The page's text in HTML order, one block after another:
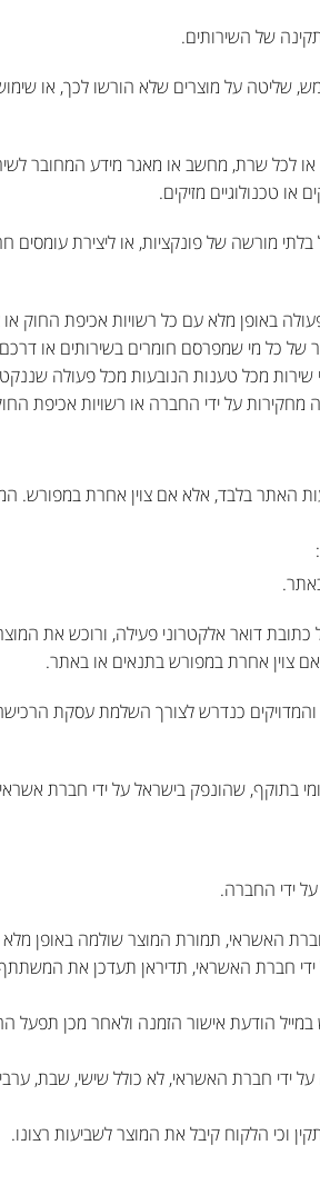
של השירותים.
שליטה על מוצרים שלא הורשו לכך, או
או לכל שרת, מחשב או מאגר מידע המחובר
טכנולוגיים מזיקים.
מורשה של פונקציות, או ליצירת עומסים
באופן מלא עם כל רשויות אכיפת החוק או
של כל מי שמפרסם חומרים בשירותים או
מכל טענות הנובעות מכל פעולה
על ידי החברה או רשויות אכיפת
האתר בלבד, אלא אם צוין אחרת במפורש.
וכשיר משפטית, בעל כתובת דואר אלקטרוני פעילה, ורוכש את
צוין אחרת במפורש בתנאים או באתר.
כנדרש לצורך השלמת עסקת
בתוקף, שהונפק בישראל על ידי חברת
ידי החברה.
האשראי, תמורת המוצר שולמה באופן מלא
חברת האשראי, תדיראן תעדכן את
הודעת אישור הזמנה ולאחר מכן תפעל
אישור העסקה על ידי חברת האשראי, לא כולל שישי, שבת,
וכי הלקוח קיבל את המוצר לשביעות רצונו.